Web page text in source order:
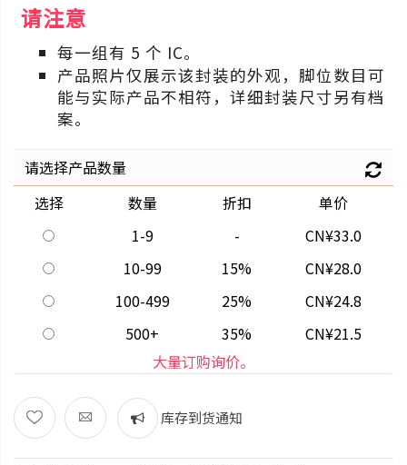
请注意
每一组有 5 个 IC。
产品照片仅展示该封装的外观，脚位数目可
能与实际产品不相符，详细封装尺寸另有档
案。
请选择产品数量
选择
数量 折扣
单价
1-9
-
CN¥33.0
10-99
15%
CN¥28.0
100-499
25%
CN¥24.8
500+
35%
CN¥21.5
大量订购询价。
库存到货通知